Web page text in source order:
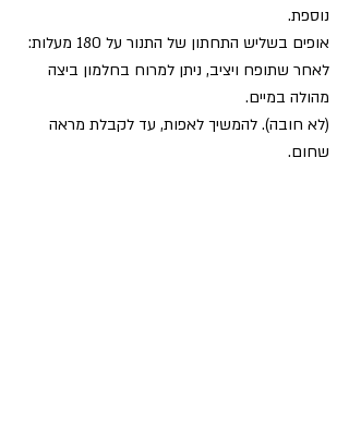
נוספת.
אופים בשליש התחתון של התנור על 180 מעלות:
לאחר שתופח ויציב, ניתן למרוח בחלמון ביצה
מהולה במיים.
(לא חובה). להמשיך לאפות, עד לקבלת מראה
שחום.